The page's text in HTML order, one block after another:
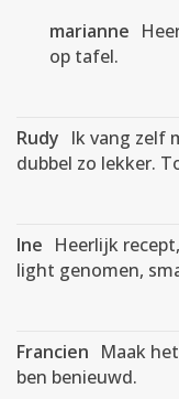
marianne
op tafel.
Rudy Ik vang zelf
dubbel zo lekker.
Ine Heerlijk
light genomen,
Francien Maak
ben benieuwd.